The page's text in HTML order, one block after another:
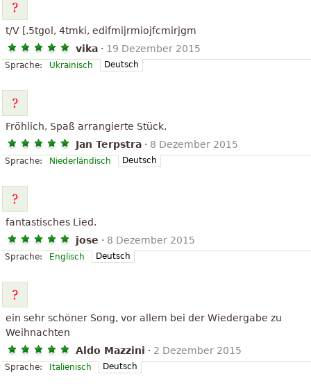
t/V [.5tgol, 4tmki, edifmijrmiojfcmirjgm
vika · 19 Dezember 2015
Sprache: Ukrainisch Deutsch
Fröhlich, Spaß arrangierte Stück.
Jan Terpstra · 8 Dezember 2015
Sprache: Niederländisch Deutsch
fantastisches Lied.
jose · 8 Dezember 2015
Sprache: Englisch Deutsch
ein sehr schöner Song, vor allem bei der Wiedergabe zu
Weihnachten
Aldo Mazzini · 2 Dezember 2015
Sprache: Italienisch Deutsch